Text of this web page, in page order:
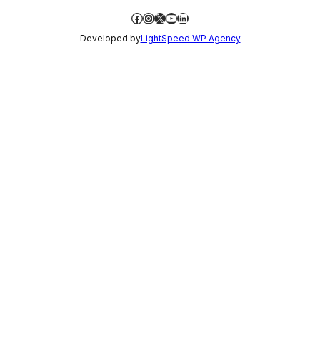
Facebook
Instagram
X YouTube
LinkedIn
Developed byLightSpeed WP Agency